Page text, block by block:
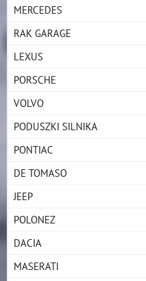
MERCEDES
RAK GARAGE
LEXUS
PORSCHE
VOLVO
PODUSZKI SILNIKA
PONTIAC
DE TOMASO
JEEP
POLONEZ
DACIA
MASERATI